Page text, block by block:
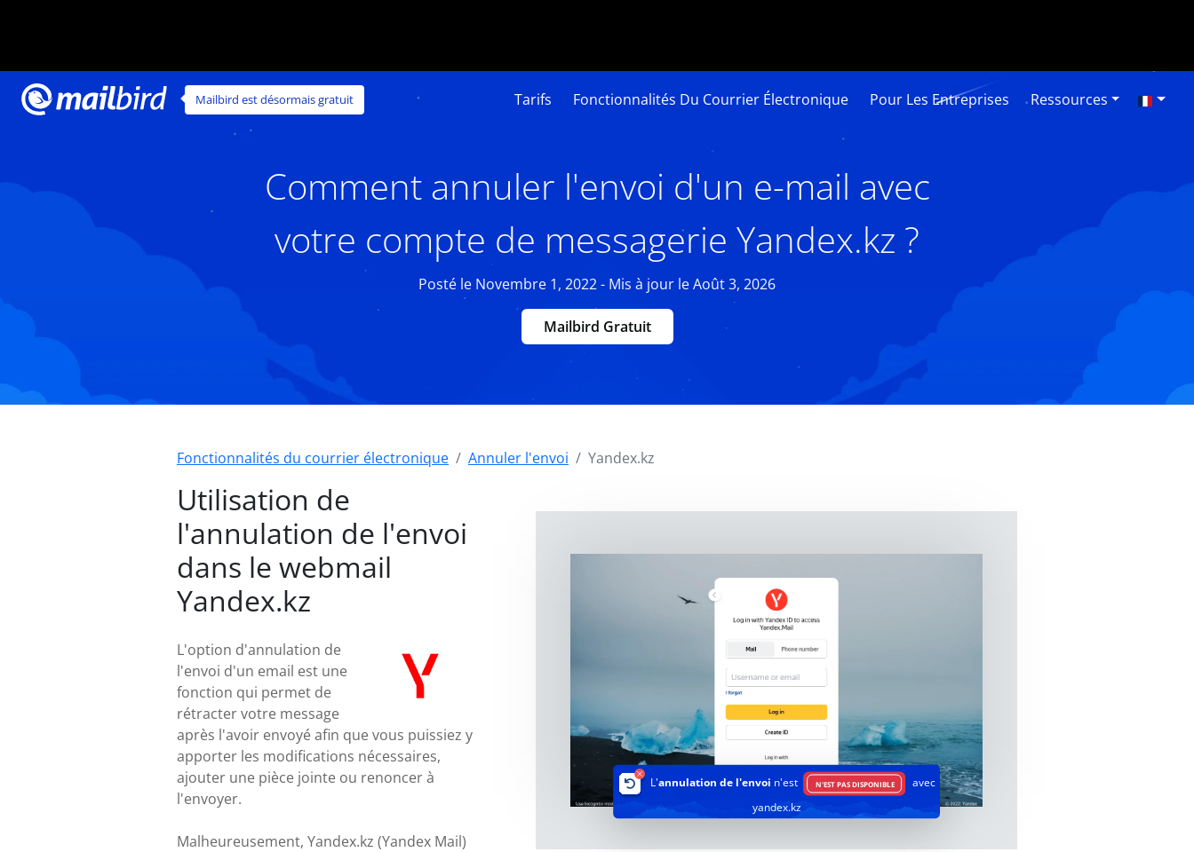
Mailbird est désormais gratuit Tarifs Fonctionnalités Du Courrier Électronique Pour Les Entreprises Ressources
Comment annuler l'envoi d'un e-mail avec
votre compte de messagerie Yandex.kz ?
Posté le Novembre 1, 2022 - Mis à jour le Août 3, 2026
Mailbird Gratuit
Fonctionnalités du courrier électronique Annuler l'envoi Yandex.kz
Utilisation de
l'annulation de l'envoi
dans le webmail
Yandex.kz
L'option d'annulation de
l'envoi d'un email est une
fonction qui permet de
rétracter votre message
après l'avoir envoyé afin que vous puissiez y
apporter les modifications nécessaires,
ajouter une pièce jointe ou renoncer à
l'envoyer.
Malheureusement, Yandex.kz (Yandex Mail)
L'annulation de l'envoi n'est N'EST PAS DISPONIBLE
avec
yandex.kz